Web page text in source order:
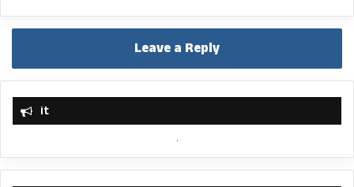
Leave a Reply
it